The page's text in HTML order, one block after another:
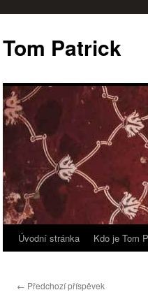
Tom Patrick
Přejít
obsahu
Úvodní stránka Kdo je Tom
← Předchozí příspěvek